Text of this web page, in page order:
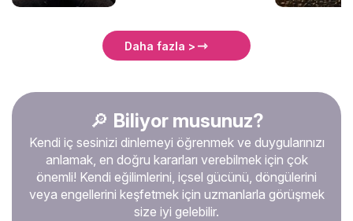
stresin etkilerini anlayıp,
daha dengeli bir yaşam için
Daha fazla >
🔎 Biliyor musunuz?
Kendi iç sesinizi dinlemeyi öğrenmek ve duygularınızı
anlamak, en doğru kararları verebilmek için çok
önemli! Kendi eğilimlerini, içsel gücünü, döngülerini
veya engellerini keşfetmek için uzmanlarla görüşmek
size iyi gelebilir.